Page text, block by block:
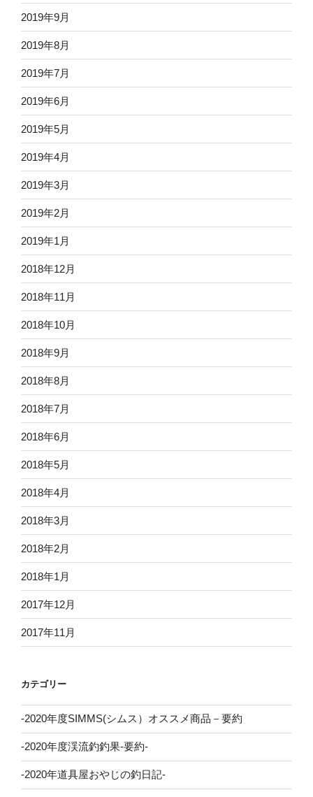
2019年9月
2019年8月
2019年7月
2019年6月
2019年5月
2019年4月
2019年3月
2019年2月
2019年1月
2018年12月
2018年11月
2018年10月
2018年9月
2018年8月
2018年7月
2018年6月
2018年5月
2018年4月
2018年3月
2018年2月
2018年1月
2017年12月
2017年11月
カテゴリー
-2020年度SIMMS(シムス）オススメ商品－要約
-2020年度渓流釣釣果-要約-
-2020年道具屋おやじの釣日記-